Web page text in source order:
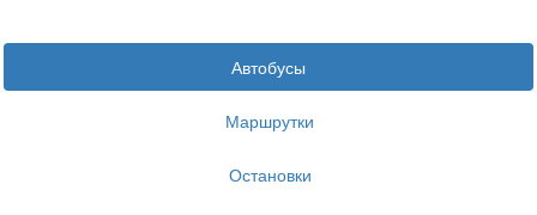
Автобусы
Маршрутки
Остановки